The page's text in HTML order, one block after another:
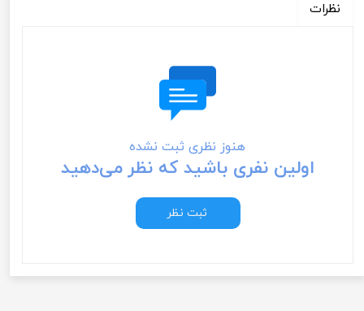
نظرات
هنوز نظری ثبت نشده
اولین نفری باشید که نظر می‌دهید
ثبت نظر